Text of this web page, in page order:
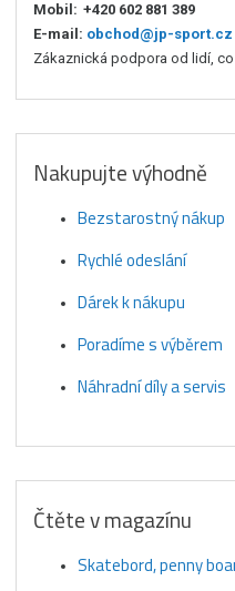
Mobil: +420 602 881 389
E-mail: obchod@jp-sport.cz
Zákaznická podpora od lidí,
Nakupujte výhodně
Bezstarostný nákup
Rychlé odeslání
Dárek k nákupu
Poradíme s výběrem
Náhradní díly a servis
Čtěte v magazínu
Skatebord, penny